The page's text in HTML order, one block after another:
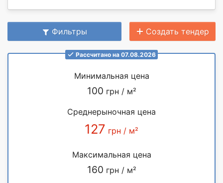
Фильтры Создать тендер
Рассчитано на 07.08.2026
Минимальная цена
100 грн / м²
Среднерыночная цена
127 грн / м²
Максимальная цена
160 грн / м²